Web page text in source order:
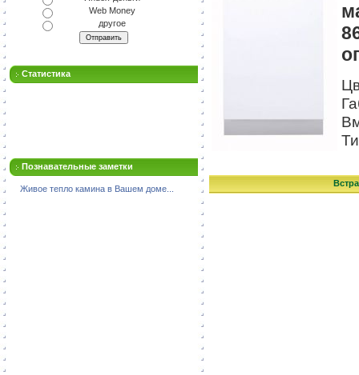
Web Money
другое
Статистика
Познавательные заметки
Живое тепло камина в Вашем доме...